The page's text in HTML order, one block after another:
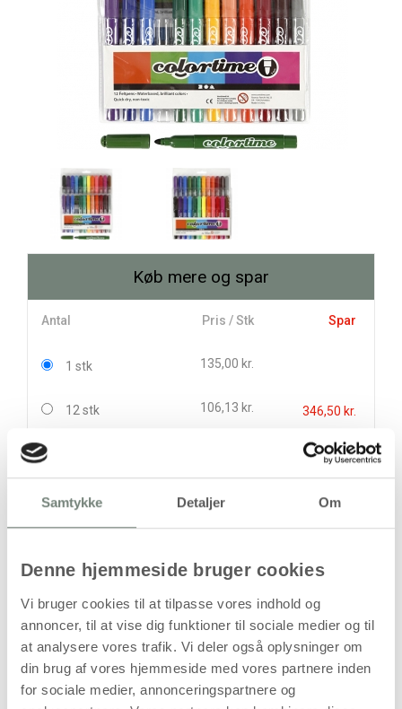
Samtykke Detaljer Om
Denne hjemmeside bruger cookies
Vi bruger cookies til at tilpasse vores indhold og
annoncer, til at vise dig funktioner til sociale medier og til
at analysere vores trafik. Vi deler også oplysninger om
din brug af vores hjemmeside med vores partnere inden
for sociale medier, annonceringspartnere og
Køb mere og spar
Antal Pris / Stk Spar
1 stk 135,00 kr.
12 stk 106,13 kr. 346,50 kr.
135,00kr.
Læg i kurven
Din bestilling er først bindende,
når vi har bekræftet din ordre.